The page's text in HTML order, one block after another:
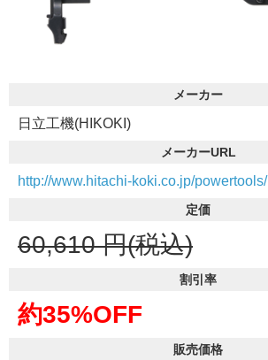
メーカー
日立工機(HIKOKI)
メーカーURL
http://www.hitachi-koki.co.jp/
定価
60,610 円(税込)
割引率
約35%OFF
販売価格